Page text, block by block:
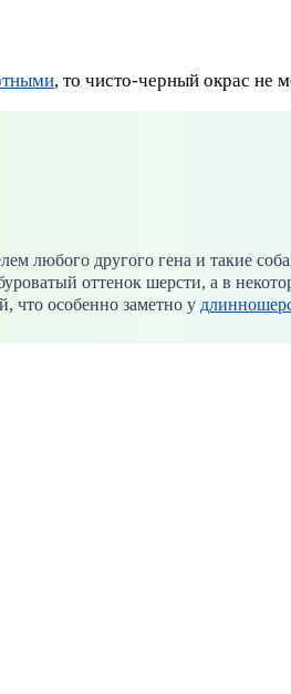
, то чисто-черный окрас не
любого другого гена и такие
оттенок шерсти, а в
что особенно заметно у